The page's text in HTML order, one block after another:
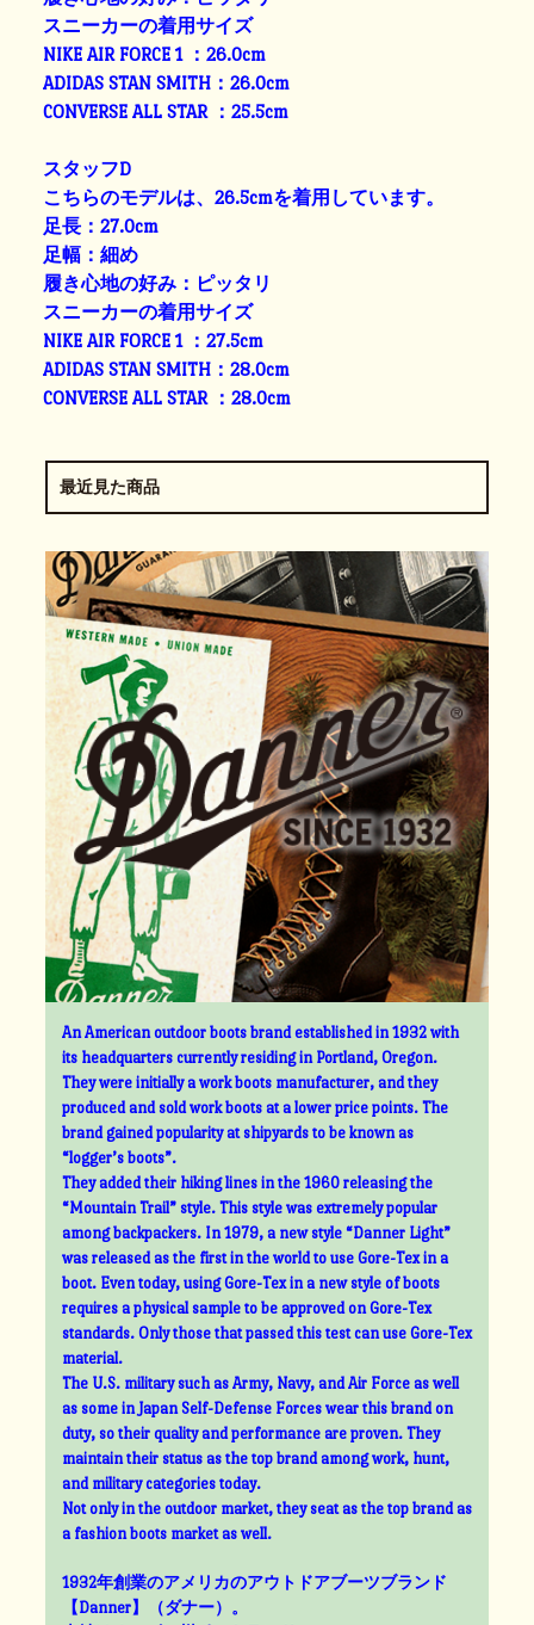
スニーカーの着用サイズ
NIKE AIR FORCE 1 ：26.0cm
ADIDAS STAN SMITH：26.0cm
CONVERSE ALL STAR ：25.5cm
スタッフD
こちらのモデルは、26.5cmを着用しています。
足長：27.0cm
足幅：細め
履き心地の好み：ピッタリ
スニーカーの着用サイズ
NIKE AIR FORCE 1 ：27.5cm
ADIDAS STAN SMITH：28.0cm
CONVERSE ALL STAR ：28.0cm
最近見た商品
An American outdoor boots brand established in 1932 with
its headquarters currently residing in Portland, Oregon.
They were initially a work boots manufacturer, and they
produced and sold work boots at a lower price points. The
brand gained popularity at shipyards to be known as
“logger’s boots”.
They added their hiking lines in the 1960 releasing the
“Mountain Trail” style. This style was extremely popular
among backpackers. In 1979, a new style “Danner Light”
was released as the first in the world to use Gore-Tex in a
boot. Even today, using Gore-Tex in a new style of boots
requires a physical sample to be approved on Gore-Tex
standards. Only those that passed this test can use Gore-Tex
material.
The U.S. military such as Army, Navy, and Air Force as well
as some in Japan Self-Defense Forces wear this brand on
duty, so their quality and performance are proven. They
maintain their status as the top brand among work, hunt,
and military categories today.
Not only in the outdoor market, they seat as the top brand as
a fashion boots market as well.
1932年創業のアメリカのアウトドアブーツブランド
【Danner】（ダナー）。